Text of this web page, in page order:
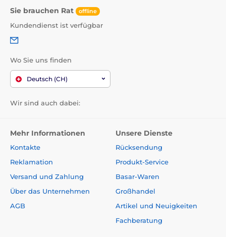
Sie brauchen Rat offline
Kundendienst ist verfügbar
Wo Sie uns finden
Deutsch (CH)
Wir sind auch dabei:
Mehr Informationen
Kontakte
Reklamation
Versand und Zahlung
Über das Unternehmen
AGB
Unsere Dienste
Rücksendung
Produkt-Service
Basar-Waren
Großhandel
Artikel und Neuigkeiten
Fachberatung